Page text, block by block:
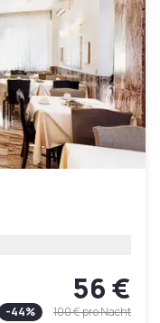
56 €
-44% 100 €pro Nacht